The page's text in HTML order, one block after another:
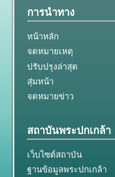
การนำทาง
หน้าหลัก
จดหมายเหตุ
ปรับปรุงล่าสุด
สุ่มหน้า
จดหมายข่าว
สถาบันพระปกเกล้า
เว็บไซต์สถาบัน
ฐานข้อมูลพระปกเกล้า